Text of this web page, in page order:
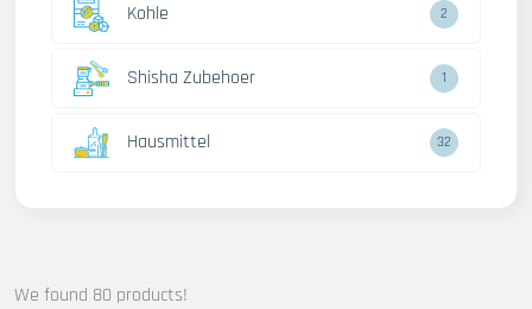
Kohle 2
Shisha Zubehoer 1
Hausmittel 32
We found 80 products!